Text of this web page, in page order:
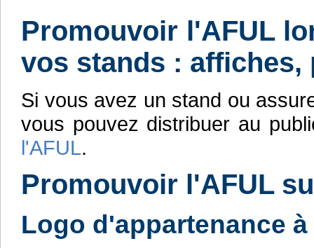
Promouvoir l'AFUL
vos stands : affiches,
Si vous avez un stand ou
vous pouvez distribuer au
l'AFUL.
Promouvoir l'AFUL
Logo d'appartenance